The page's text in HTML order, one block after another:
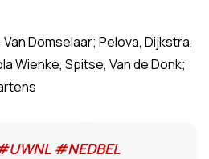
Van Domselaar; Pelova, Dijkstra,
Wienke, Spitse, Van de Donk;
#NEDBEL